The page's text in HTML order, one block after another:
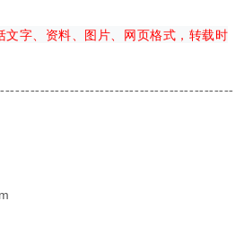
字、资料、图片、网页格式，转载时
-------------------------